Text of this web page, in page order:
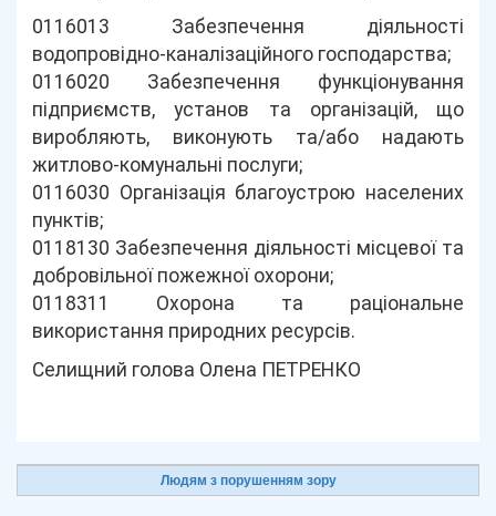
0116013 Забезпечення діяльності
водопровідно-каналізаційного господарства;
0116020 Забезпечення функціонування
підприємств, установ та організацій, що
виробляють, виконують та/або надають
житлово-комунальні послуги;
0116030 Організація благоустрою населених
пунктів;
0118130 Забезпечення діяльності місцевої та
добровільної пожежної охорони;
0118311 Охорона та раціональне
використання природних ресурсів.
Селищний голова Олена ПЕТРЕНКО
Людям з порушенням зору